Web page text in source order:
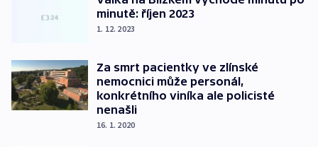
minutě: říjen 2023
1. 12. 2023
Za smrt pacientky ve zlínské
nemocnici může personál,
konkrétního viníka ale policisté
nenašli
16. 1. 2020